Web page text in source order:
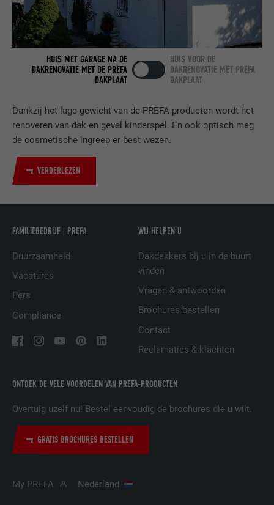
Dankzij het lage gewicht van de PREFA producten wordt het
renoveren van dak en gevel kinderspel. En ook optisch mag
de cosmetische ingreep er best wezen.
VERDERLEZEN
HUIS MET GARAGE NA DE
DAKRENOVATIE MET DE PREFA
DAKPLAAT
HUIS VOOR DE
DAKRENOVATIE MET PREFA
DAKPLAAT
ONTDEK DE VELE VOORDELEN VAN PREFA-PRODUCTEN
Overtuig uzelf nu! Bestel eenvoudig de brochures die u wilt.
GRATIS BROCHURES BESTELLEN
FAMILIEBEDRIJF | PREFA
Duurzaamheid
Vacatures
Pers
Compliance
WIJ HELPEN U
Dakdekkers bij u in de buurt
vinden
Vragen & antwoorden
Brochures bestellen
Contact
Reclamaties & klachten
My PREFA Nederland
DOEL
Gebruikt door de socialnetworking-dienst
LinkedIn voor het volgen van het gebruik
van ingebedde diensten.
NAAM bscookie
VERVALTIJD 2 jaar
DOEL
Gebruikt door de socialnetworking-dienst
van ingebedde diensten.
NAAM UserMatchHistory
AANBIEDER
VERVALTIJD
Wordt gebruikt om bezoekers op meerdere
voorkeuren van de bezoeker relevante
reclame te presenteren.
NAAM lidc
AANBIEDER
VERVALTIJD 1 dag
DOEL
LinkedIn voor het volgen van het gebruik